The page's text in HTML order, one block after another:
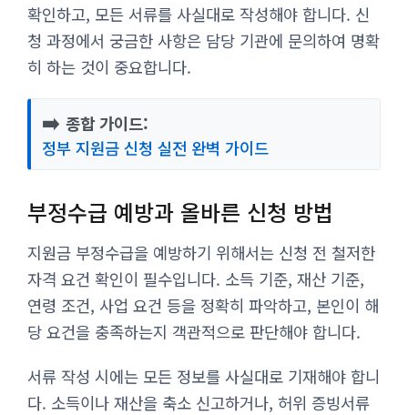
확인하고, 모든 서류를 사실대로 작성해야 합니다. 신
청 과정에서 궁금한 사항은 담당 기관에 문의하여 명확
히 하는 것이 중요합니다.
➡️ 종합 가이드:
정부 지원금 신청 실전 완벽 가이드
부정수급 예방과 올바른 신청 방법
지원금 부정수급을 예방하기 위해서는 신청 전 철저한
자격 요건 확인이 필수입니다. 소득 기준, 재산 기준,
연령 조건, 사업 요건 등을 정확히 파악하고, 본인이 해
당 요건을 충족하는지 객관적으로 판단해야 합니다.
서류 작성 시에는 모든 정보를 사실대로 기재해야 합니
다. 소득이나 재산을 축소 신고하거나, 허위 증빙서류